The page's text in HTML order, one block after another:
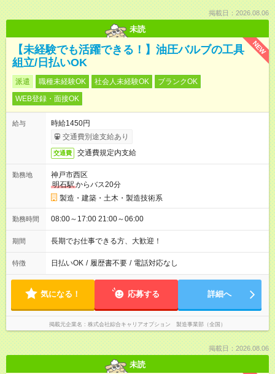
掲載日：2026.08.06
未読
NEW
【未経験でも活躍できる！】油圧バルブの工具
組立/日払いOK
派遣 職種未経験OK 社会人未経験OK
ブランクOK
WEB登録・面接OK
給与
時給1450円
交通費別途支給あり
交通費 交通費規定内支給
勤務地
神戸市西区
明石駅からバス20分
製造・建築・土木・製造技術系
勤務時間 08:00～17:00 21:00～06:00
期間 長期でお仕事できる方、大歓迎！
特徴 日払いOK / 履歴書不要 / 電話対応なし
気になる！ 応募する 詳細へ
掲載元企業名 株式会社綜合キャリアオプション 製造事業部（全国）
掲載日：2026.08.06
未読